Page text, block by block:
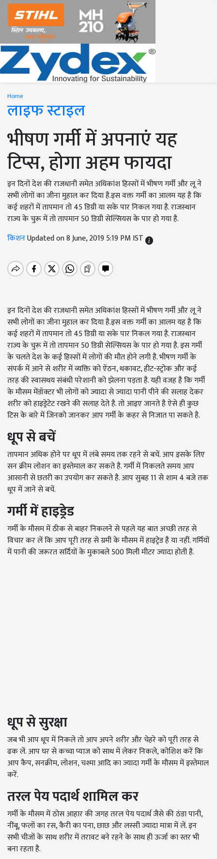
Home
लाइफ स्टाइल
भीषण गर्मी में अपनाएं यह
टिप्स, होगा अहम फायदा
इन दिनों देश की राजधानी समेत अधिकांश हिस्सों में भीषण गर्मी और लू ने
सभी लोगों का जीना मुहाल कर दिया है.इस वक्त गर्मी का आलम यह है कि
कई शहरों में तापमान तो 45 डिग्री या सके पार निकल गया है. राजस्थान
राज्य के चुरू में तो तापमान 50 डिग्री सेल्सियस के पार हो गया है.
किशनUpdated on 8 June, 2019 5:19 PM IST
इन दिनों देश की राजधानी समेत अधिकांश हिस्सों में भीषण गर्मी और लू ने
सभी लोगों का जीना मुहाल कर दिया है.इस वक्त गर्मी का आलम यह है कि
कई शहरों में तापमान तो 45 डिग्री या सके पार निकल गया है. राजस्थान
राज्य के चुरू में तो तापमान 50 डिग्री सेल्सियस के पार हो गया है. इस गर्मी
के चलते देश के कई हिस्सों में लोगों की मौत होने लगी है. भीषण गर्मी के
संपर्क में आने से शरीर में व्यक्ति को ऐंठन, थकावट, हीट-स्ट्रोक और कई
तरह की स्वासथय संबंधी परेशानी को झेलना पड़ता है. यही वजह है कि गर्मी
के मौसम मेंडॉक्टर भी लोगों को ज्यादा से ज्यादा पानी पीने की सलाह देकर
शरीर को हाइड्रेटेट रखने की सलाह देते है. तो आइए जानते है ऐसे ही कुछ
टिस के बारे में जिनको जानकर आप गर्मी के कहर से निजात पा सकते है.
धूप से बचें
तापमान अधिक होने पर धूप में लंबे समय तक रहने से बचें. आप इसके लिए
सन क्रीम लोशन का इस्तेमाल कर सकते है. गर्मी में निकलते समय आप
आसानी से छतरी का उपयोग कर सकते है. आप सुबह 11 से शाम 4 बजे तक
धूप में जाने से बचें.
गर्मी में हाइड्रेड
गर्मी के मौसम में ठीक से बाहर निकलने से पहले यह बात अच्छी तरह से
विचार कर लें कि आप पूरी तरह से ग्रमी के मौसम में हाइट्रेड है या नहीं. गर्मियों
में पानी की जरूरत सर्दियों के मुकाबले 500 मिली मीटर ज्यादा होती है.
धूप से सुरक्षा
जब भी आप धूप में निकले तो आप अपने शरीर और चेहरे को पूरी तरह से
ढक लें. आप घर से कच्चा प्याज को साथ में लेकर निकले, कोशिश करें कि
आप कैप, सनक्रीम, लोशन, चश्मा आदि का ज्यादा गर्मी के मौसम में इस्तेमाल
करें.
तरल पेय पदार्थ शामिल कर
गर्मी के मौसम में ठोस आहार की जगह तरल पेय पदार्थ जैसे की ठंडा पानी,
नींबू, फलों का रस, कैरी का पना, छाछ और लस्सी ज्यादा मात्रा में लें. इन
सभी चीजों के साथ शरीर में तरावट बने रहने के साथ ही ऊर्जा का स्तर भी
बना रहता है.